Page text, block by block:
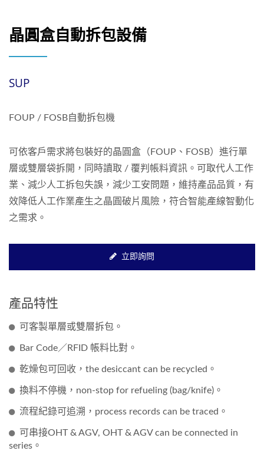
晶圓盒自動拆包設備
SUP
FOUP / FOSB自動拆包機
可依客戶需求將包裝好的晶圓盒（FOUP、FOSB）進行單
層或雙層袋拆開，同時讀取 / 覆判帳料資訊。可取代人工作
業、減少人工拆包失誤，減少工安問題，維持產品品質，有
效降低人工作業產生之晶圓破片風險，符合智能產線智動化
之需求。
立即詢問
產品特性
可客製單層或雙層拆包。
Bar Code／RFID 帳料比對。
乾燥包可回收，the desiccant can be recycled。
換料不停機，non-stop for refueling (bag/knife)。
流程紀錄可追溯，process records can be traced。
可串接OHT & AGV, OHT & AGV can be connected in
series。